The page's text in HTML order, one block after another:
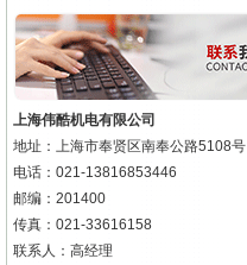
上海伟酷机电有限公司
地址：上海市奉贤区南奉公路5108号
电话：021-13816853446
邮编：201400
传真：021-33616158
联系人：高经理